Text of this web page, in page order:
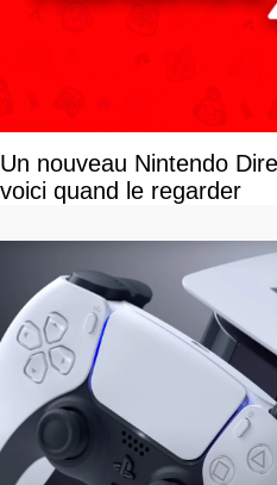
Un nouveau Nintendo
voici quand le regarder